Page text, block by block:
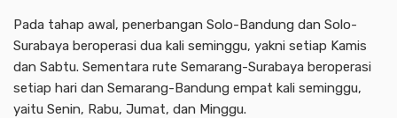
Pada tahap awal, penerbangan Solo-Bandung dan Solo-
Surabaya beroperasi dua kali seminggu, yakni setiap Kamis
dan Sabtu. Sementara rute Semarang-Surabaya beroperasi
setiap hari dan Semarang-Bandung empat kali seminggu,
yaitu Senin, Rabu, Jumat, dan Minggu.